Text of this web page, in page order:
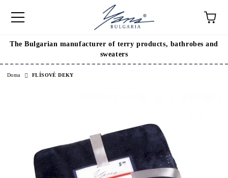
The Bulgarian manufacturer of terry products, bathrobes and
sweaters
Doma FLÍSOVÉ DEKY